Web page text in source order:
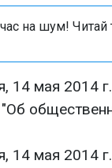
на шум! Читай
14 мая 2014
14 мая 2014